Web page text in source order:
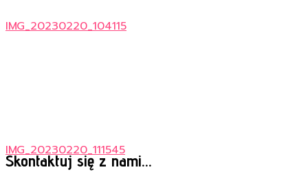
IMG_20230220_104115
IMG_20230220_111545
Skontaktuj się z nami...